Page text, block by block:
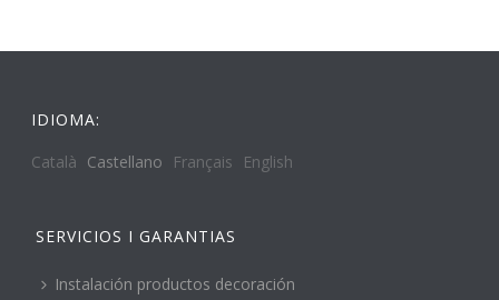
IDIOMA:
Català Castellano Français English
SERVICIOS I GARANTIAS
Instalación productos decoración